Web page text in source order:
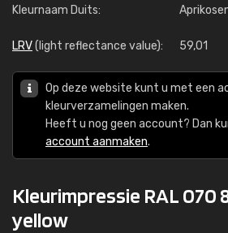
Kleurnaam Duits:
LRV(light reflectance value): 59,01
Op deze website kunt u met een
kleurverzamelingen maken.
Heeft u nog geen account? Dan
account aanmaken.
Kleurimpressie RAL 070
yellow